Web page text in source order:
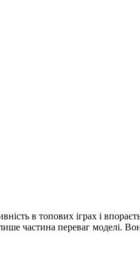
в топових іграх і
частина переваг моделі.